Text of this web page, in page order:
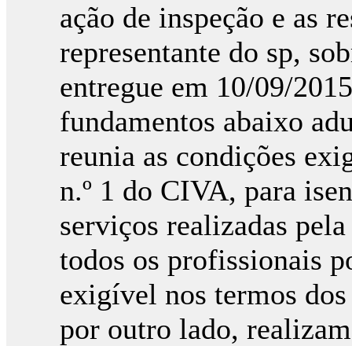
ação de inspeção e as
representante do sp,
entregue em 10/09/
fundamentos abaixo
reunia as condições
n.º 1 do CIVA, para
serviços realizadas
todos os profissionais
exigível nos termos
por outro lado,